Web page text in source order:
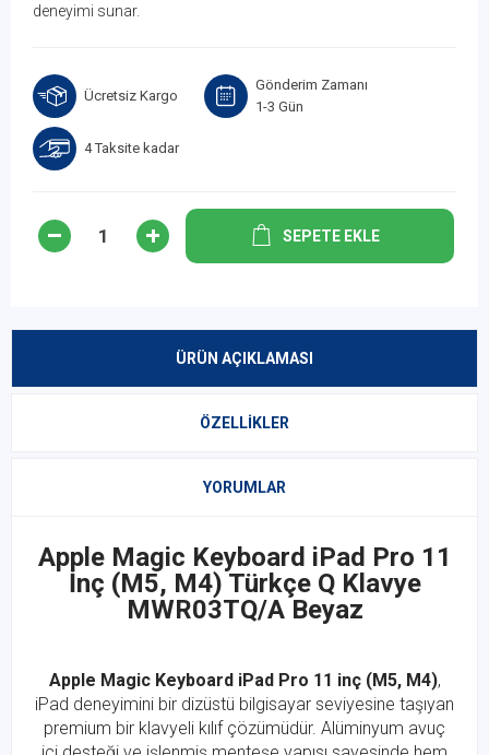
deneyimi sunar.
Ücretsiz Kargo
Gönderim Zamanı
1-3 Gün
4 Taksite kadar
SEPETE EKLE
ÜRÜN AÇIKLAMASI
ÖZELLIKLER
YORUMLAR
Apple Magic Keyboard iPad Pro 11
İnç (M5, M4) Türkçe Q Klavye
MWR03TQ/A Beyaz
Apple Magic Keyboard iPad Pro 11 inç (M5, M4),
iPad deneyimini bir dizüstü bilgisayar seviyesine taşıyan
premium bir klavyeli kılıf çözümüdür. Alüminyum avuç